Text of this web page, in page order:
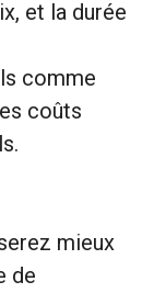
et la durée
comme
coûts
mieux
de